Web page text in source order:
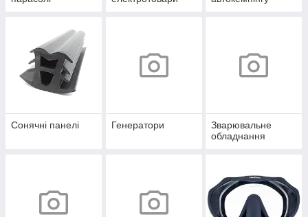
Сонячні панелі Генератори
Зварювальне
обладнання